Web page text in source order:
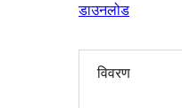
डाउनलोड
विवरण